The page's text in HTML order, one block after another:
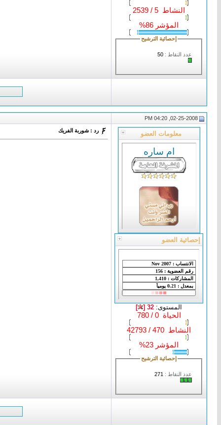
النشاط 5 / 2539
المؤشر 86%
إحصائية الترشيح
عدد النقاط :50
معلومات العضو
ام ساره
إحصائية العضو
المستوى: 32 [
]
الحياة 0 / 780
النشاط 470 / 42793
المؤشر 23%
إحصائية الترشيح
عدد النقاط : 271
رد : شوربة الفريك